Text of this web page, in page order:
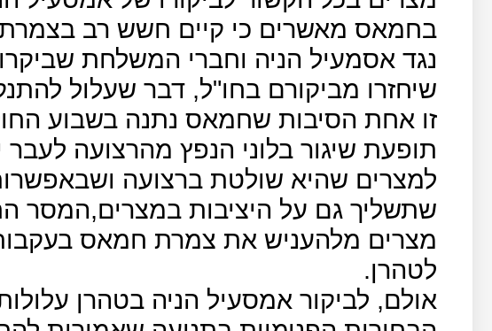
בחמאס מאשרים כי קיים חשש רב
נגד אסמעיל הניה וחברי המשלחת
שיחזרו מביקורם בחו"ל, דבר שעלול
זו אחת הסיבות שחמאס נתנה בשבוע
תופעת שיגור בלוני הנפץ מהרצועה
למצרים שהיא שולטת ברצועה
שתשליך גם על היציבות במצרים,המסר
מצרים מלהעניש את צמרת חמאס
לטהרן.
אולם, לביקור אמסעיל הניה בטהרן